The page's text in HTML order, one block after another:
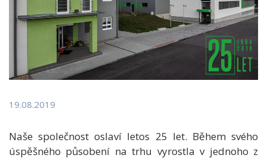
19.08.2019
Naše společnost oslaví letos 25 let. Během svého
úspěšného působení na trhu vyrostla v jednoho z